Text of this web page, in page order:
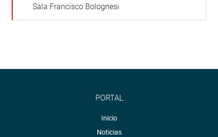
Sala Francisco Bolognesi
PORTAL
Inicio
Noticias